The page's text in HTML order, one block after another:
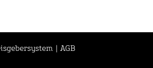
AGB